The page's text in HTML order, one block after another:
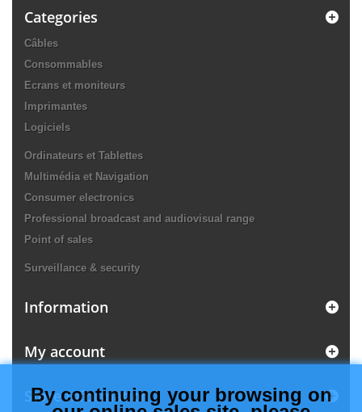
Categories
Câbles
Consommables
Ecrans et moniteurs
Imprimantes
Logiciels
Ordinateurs et Tablettes
Multimédia et Navigation
Consumer electronics
Professional broadcast and audiovisual range
Point of sales
Surveillance & security
Information
My account
Store Information
By continuing your browsing on